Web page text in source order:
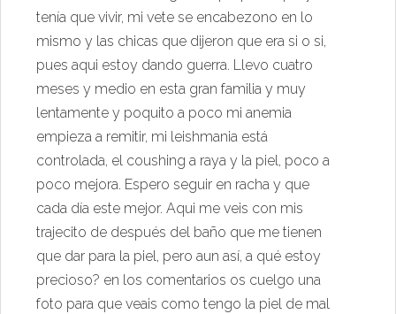
tenía que vivir, mi vete se encabezono en lo
mismo y las chicas que dijeron que era si o si,
pues aqui estoy dando guerra. Llevo cuatro
meses y medio en esta gran familia y muy
lentamente y poquito a poco mi anemia
empieza a remitir, mi leishmania está
controlada, el coushing a raya y la piel, poco a
poco mejora. Espero seguir en racha y que
cada día este mejor. Aqui me veis con mis
trajecito de después del baño que me tienen
que dar para la piel, pero aun así, a qué estoy
precioso? en los comentarios os cuelgo una
foto para que veais como tengo la piel de mal